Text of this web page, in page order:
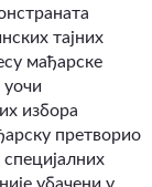
тајних
мађарске
уочи
избора
претворио
специјалних